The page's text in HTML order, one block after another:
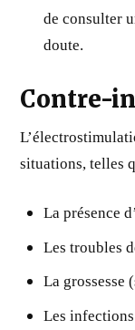
de consulter
doute.
Contre-
situations, telles
La présence
Les troubles
La grossesse
Les